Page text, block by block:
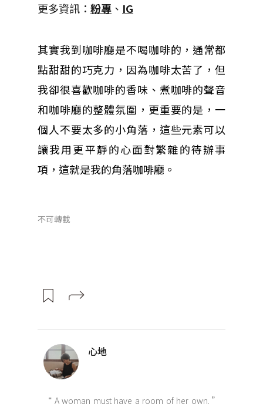
更多資訊： 粉專 、 IG
其實我到咖啡廳是不喝咖啡的，通常都
點甜甜的巧克力，因為咖啡太苦了，但
我卻很喜歡咖啡的香味、煮咖啡的聲音
和咖啡廳的整體氛圍，更重要的是，一
個人不要太多的小角落，這些元素可以
讓我用更平靜的心面對繁雜的待辦事
項，這就是我的角落咖啡廳。
不可轉載
心地
“ A woman must have a room of her own. ”